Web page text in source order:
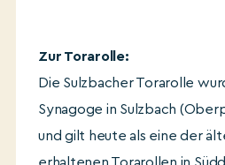
Zur Torarolle:
Die Sulzbacher Torarolle
Synagoge in Sulzbach
und gilt heute als eine der